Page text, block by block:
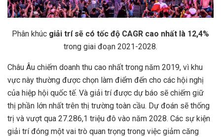
Phân khúc giải trí sẽ có tốc độ CAGR cao nhất là 12,4%
trong giai đoạn 2021-2028.
Châu Âu chiếm doanh thu cao nhất trong năm 2019, vì khu
vực này thường được chọn làm điểm đến cho các hội nghị
của hiệp hội quốc tế. Và giải trí được dự báo sẽ chiếm giữ
thị phần lớn nhất trên thị trường toàn cầu. Dự đoán sẽ thống
trị và vượt qua 27.286,1 triệu đô vào năm 2028. Các sự kiện
giải trí đóng một vai trò quan trọng trong việc giảm căng